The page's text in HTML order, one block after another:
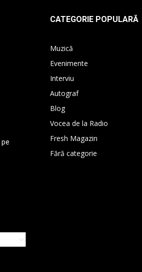
CATEGORIE POPULARĂ
Muzică
Evenimente
Interviu
Autograf
Blog
Vocea de la Radio
Fresh Magazin
Fără categorie